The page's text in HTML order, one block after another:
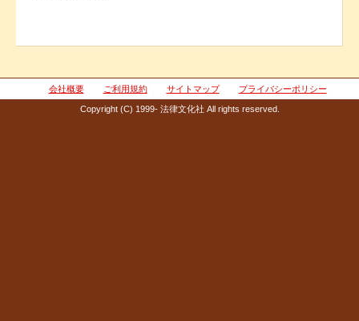
会社概要 ご利用規約 サイトマップ プライバシーポリシー
Copyright (C) 1999- 法律文化社 All rights reserved.